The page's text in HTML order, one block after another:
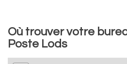
Où trouver votre
Poste Lods